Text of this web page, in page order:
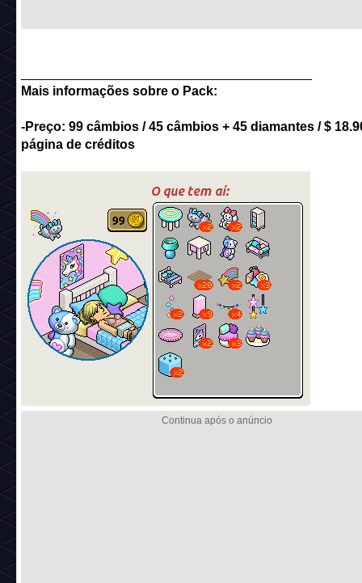
Mais informações sobre o Pack:
-Preço: 99 câmbios / 45 câmbios + 45 diamantes / $
página de créditos